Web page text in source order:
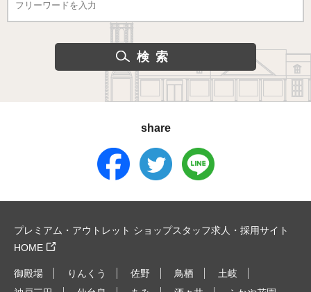
share
プレミアム・アウトレット ショップスタッフ求人・採用サイト
HOME
御殿場 りんくう 佐野 鳥栖
土岐